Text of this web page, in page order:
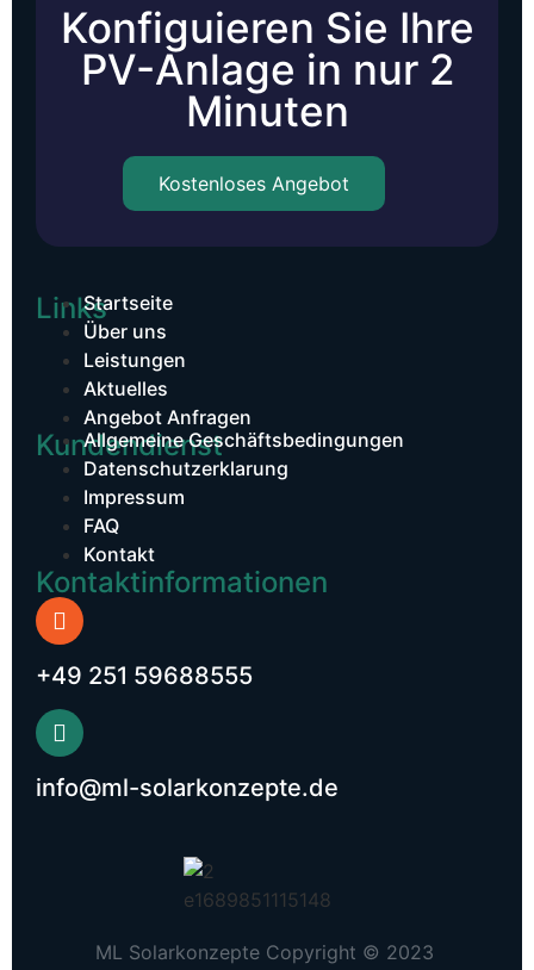
Konfiguieren Sie Ihre
PV-Anlage in nur 2
Minuten
Kostenloses Angebot
LinksStartseite
Über uns
Leistungen
Aktuelles
Angebot Anfragen
Kundendienst​
Allgemeine Geschäftsbedingungen
Datenschutzerklarung
Impressum
FAQ
Kontakt
Kontaktinformationen
+49 251 59688555
info@ml-solarkonzepte.de
ML Solarkonzepte Copyright © 2023